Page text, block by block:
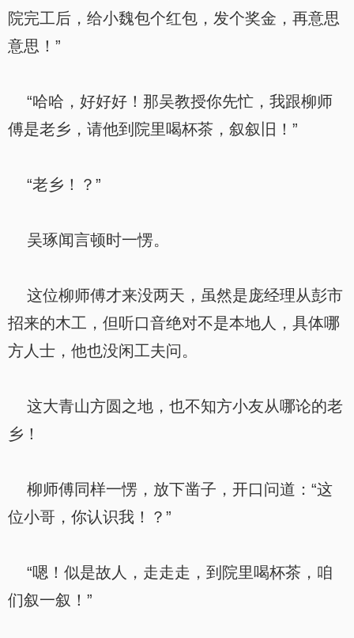
院完工后，给小魏包个红包，发个奖金，再意思
意思！”
“哈哈，好好好！那吴教授你先忙，我跟柳师
傅是老乡，请他到院里喝杯茶，叙叙旧！”
“老乡！？”
吴琢闻言顿时一愣。
这位柳师傅才来没两天，虽然是庞经理从彭市
招来的木工，但听口音绝对不是本地人，具体哪
方人士，他也没闲工夫问。
这大青山方圆之地，也不知方小友从哪论的老
乡！
柳师傅同样一愣，放下凿子，开口问道：“这
位小哥，你认识我！？”
“嗯！似是故人，走走走，到院里喝杯茶，咱
们叙一叙！”